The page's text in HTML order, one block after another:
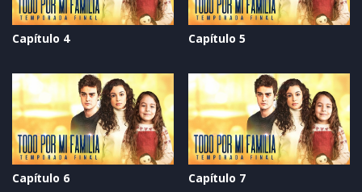
Capítulo 4 Capítulo 5
Capítulo 6 Capítulo 7